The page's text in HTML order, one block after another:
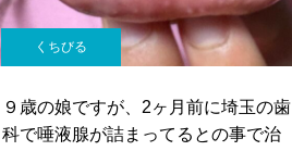
くちびる
９歳の娘ですが、2ヶ月前に埼玉の歯
科で唾液腺が詰まってるとの事で治